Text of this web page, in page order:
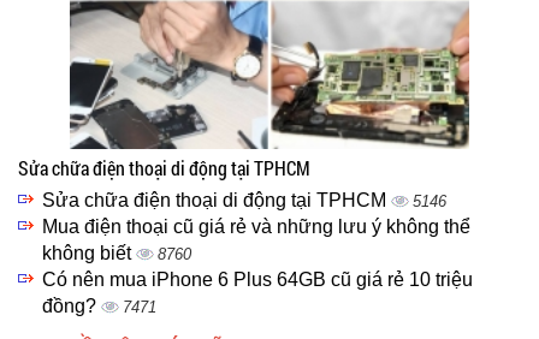
Sửa chữa điện thoại di động tại TPHCM
Sửa chữa điện thoại di động tại TPHCM 5146
Mua điện thoại cũ giá rẻ và những lưu ý không thể
không biết
8760
Có nên mua iPhone 6 Plus 64GB cũ giá rẻ 10 triệu
đồng?
7471